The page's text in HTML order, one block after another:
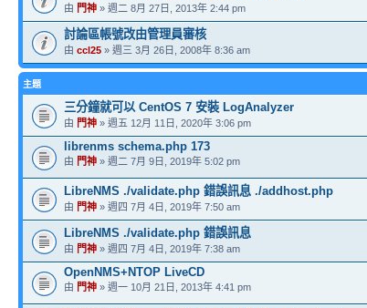
由 門神 » 週二 8月 27日, 2013年 2:44 pm
討論區帳號改由管理員審核
由 ccl25 » 週三 3月 26日, 2008年 8:36 am
主題
三分鐘就可以 CentOS 7 安裝 LogAnalyzer
由 門神 » 週五 12月 11日, 2020年 3:06 pm
librenms schema.php 173
由 門神 » 週二 7月 9日, 2019年 5:02 pm
LibreNMS ./validate.php 錯誤訊息 ./addhost.php
由 門神 » 週四 7月 4日, 2019年 7:50 am
LibreNMS ./validate.php 錯誤訊息
由 門神 » 週四 7月 4日, 2019年 7:38 am
OpenNMS+NTOP LiveCD
由 門神 » 週一 10月 21日, 2013年 4:41 pm